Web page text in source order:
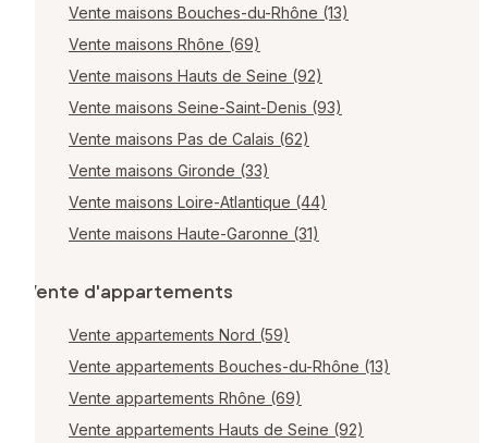
Vente maisons Bouches-du-Rhône (13)
Vente maisons Rhône (69)
Vente maisons Hauts de Seine (92)
Vente maisons Seine-Saint-Denis (93)
Vente maisons Pas de Calais (62)
Vente maisons Gironde (33)
Vente maisons Loire-Atlantique (44)
Vente maisons Haute-Garonne (31)
Vente d'appartements
Vente appartements Nord (59)
Vente appartements Bouches-du-Rhône (13)
Vente appartements Rhône (69)
Vente appartements Hauts de Seine (92)